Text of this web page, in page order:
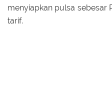
menyiapkan pulsa sebesar
tarif.